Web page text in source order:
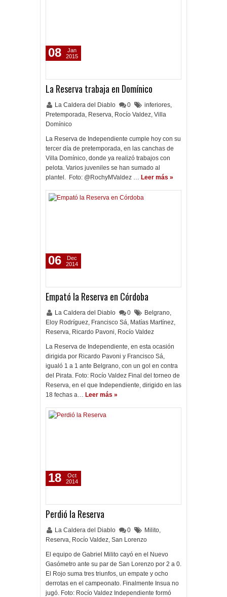
La Reserva trabaja en Domínico
La Caldera del Diablo 0 inferiores,
Pretemporada, Reserva, Rocío Valdez, Villa
Domínico
La Reserva de Independiente cumple hoy con su
tercer día de pretemporada, en las canchas de
Villa Domínico, donde ya realizó trabajos con
pelota. Varios juveniles se han sumado al
plantel. Foto: @RochyMValdez … Leer más »
08
Jan
2015
Empató la Reserva en Córdoba
La Caldera del Diablo 0 Belgrano,
Eloy Rodríguez, Francisco Sá, Matías Martínez,
Reserva, Ricardo Pavoni, Rocío Valdez
La Reserva de Independiente, en esta ocasión
dirigida por Ricardo Pavoni y Francisco Sá,
igualó 1 a 1 ante Belgrano, con un gol en contra
del Pirata. Foto: Rocío Valdez Final del torneo de
Reserva, en el que Independiente, dirigido en las
18 fechas a… Leer más »
06
Dec
2014
Perdió la Reserva
La Caldera del Diablo 0 Milito,
Reserva, Rocío Valdez, San Lorenzo
El equipo de Gabriel Milito cayó en el Nuevo
Gasómetro ante su par de San Lorenzo por 2 a 0.
El Rojo suma tres triunfos, un empate y ocho
derrotas en el campeonato. Finalmente Insua no
jugó. Foto: Rocío Valdez Independiente formó
18
Oct
2014